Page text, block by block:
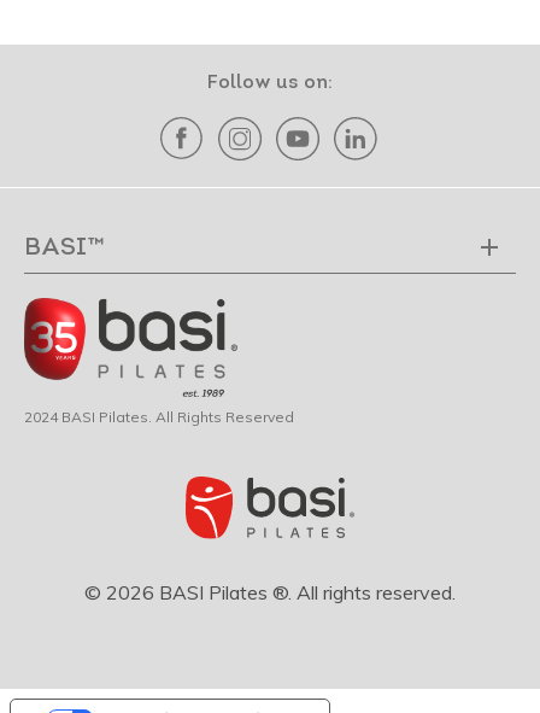
Follow us on:
BASI™
2024 BASI Pilates. All Rights Reserved
© 2026 BASI Pilates ®. All rights reserved.